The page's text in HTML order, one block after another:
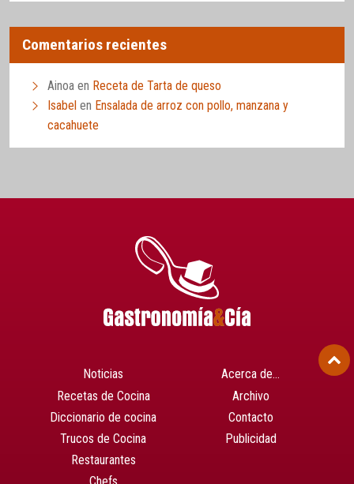
Comentarios recientes
Ainoa en Receta de Tarta de queso
Isabel en Ensalada de arroz con pollo, manzana y
cacahuete
Noticias
Recetas de Cocina
Diccionario de cocina
Trucos de Cocina
Restaurantes
Acerca de…
Archivo
Contacto
Publicidad